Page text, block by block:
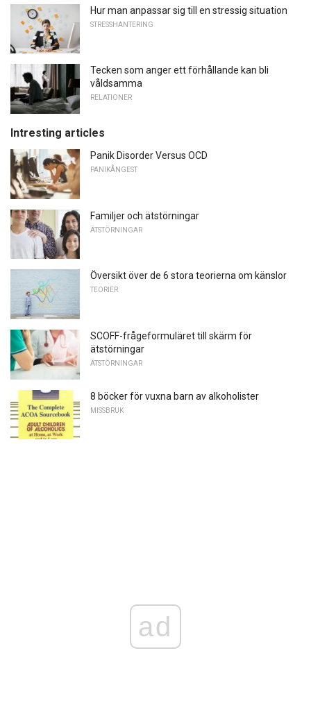
Hur man anpassar sig till en stressig situation
STRESSHANTERING
Tecken som anger ett förhållande kan bli
våldsamma
RELATIONER
Intresting articles
Panik Disorder Versus OCD
PANIKÅNGEST
Familjer och ätstörningar
ÄTSTÖRNINGAR
Översikt över de 6 stora teorierna om känslor
TEORIER
SCOFF-frågeformuläret till skärm för
ätstörningar
ÄTSTÖRNINGAR
8 böcker för vuxna barn av alkoholister
MISSBRUK
ad